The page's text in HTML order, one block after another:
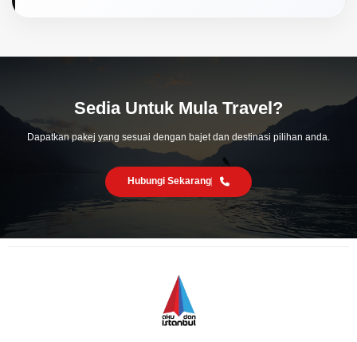
Sedia Untuk Mula Travel?
Dapatkan pakej yang sesuai dengan bajet dan destinasi pilihan anda.
Hubungi Sekarang